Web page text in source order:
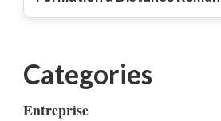
Categories
Entreprise